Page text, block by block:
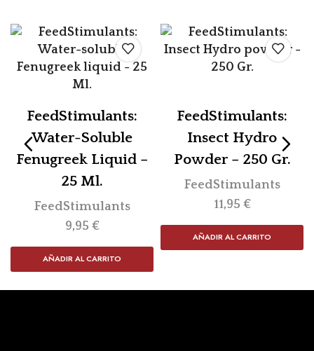
FeedStimulants:
Water-Soluble
Fenugreek Liquid –
25 Ml.
FeedStimulants
9,95 €
AÑADIR AL CARRITO
FeedStimulants:
Insect Hydro
Powder – 250 Gr.
FeedStimulants
11,95 €
AÑADIR AL CARRITO